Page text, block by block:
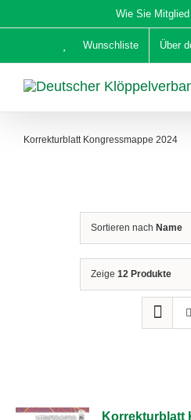
Inhalt
Wie Sie Mitglied
Wunschliste Über
Korrekturblatt Kongressmappe 2024
Sortieren nach Name
Zeige 12 Produkte
Korrekturblatt